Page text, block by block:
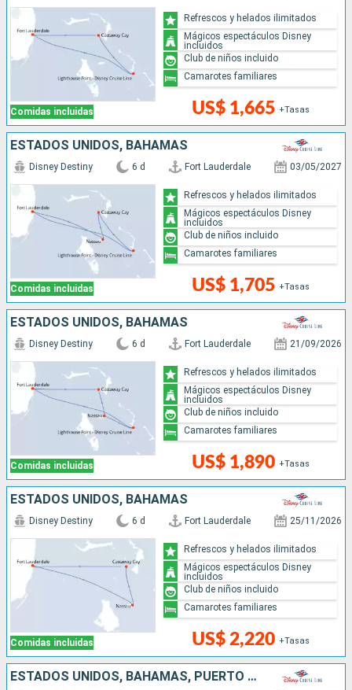
Comidas incluidas US$ 1,665 +Tasas
Refrescos y helados ilimitados
Mágicos espectáculos Disney
incluidos
Club de niños incluido
Camarotes familiares
ESTADOS UNIDOS, BAHAMAS
Comidas incluidas
Disney Destiny 6 d Fort Lauderdale 03/05/2027
US$ 1,705 +Tasas
Refrescos y helados ilimitados
Mágicos espectáculos Disney
incluidos
Club de niños incluido
Camarotes familiares
ESTADOS UNIDOS, BAHAMAS
Comidas incluidas
Disney Destiny 6 d Fort Lauderdale 21/09/2026
US$ 1,890 +Tasas
Refrescos y helados ilimitados
Mágicos espectáculos Disney
incluidos
Club de niños incluido
Camarotes familiares
ESTADOS UNIDOS, BAHAMAS
Comidas incluidas
Disney Destiny 6 d Fort Lauderdale 25/11/2026
US$ 2,220 +Tasas
Refrescos y helados ilimitados
Mágicos espectáculos Disney
incluidos
Club de niños incluido
Camarotes familiares
ESTADOS UNIDOS, BAHAMAS, PUERTO RICO, REPÚBLICA DOMINICANA